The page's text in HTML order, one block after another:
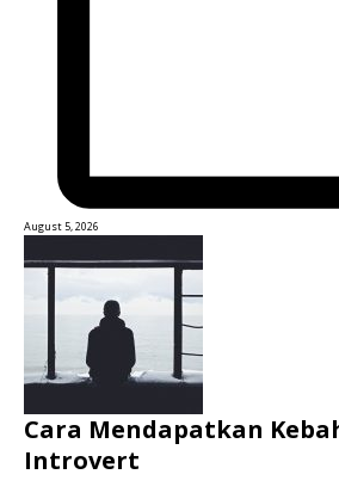
August 5, 2026
Cara Mendapatkan
Introvert